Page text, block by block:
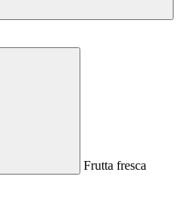
Frutta fresca